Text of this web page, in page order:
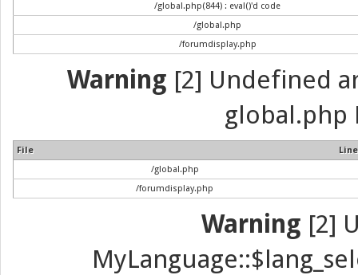
/global.php(844) : eval()'d code
/global.php
/forumdisplay.php
Warning [2] Undefined
global.php
File
Line
/global.php
/forumdisplay.php
Warning [2]